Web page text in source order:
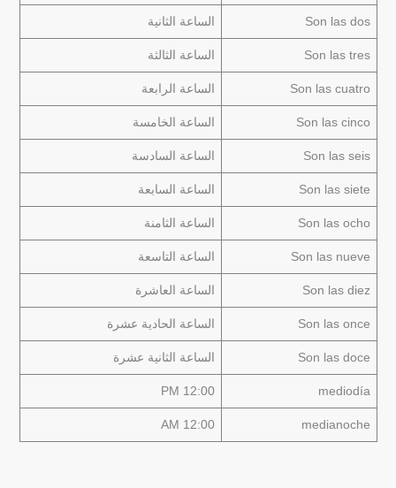
Son las dos الساعة الثانية
Son las tres الساعة الثالثة
Son las cuatro الساعة الرابعة
Son las cinco الساعة الخامسة
Son las seis الساعة السادسة
Son las siete الساعة السابعة
Son las ocho الساعة الثامنة
Son las nueve الساعة التاسعة
Son las diez الساعة العاشرة
Son las once الساعة الحادية عشرة
Son las doce الساعة الثانية عشرة
mediodía
12:00 PM
medianoche
12:00 AM